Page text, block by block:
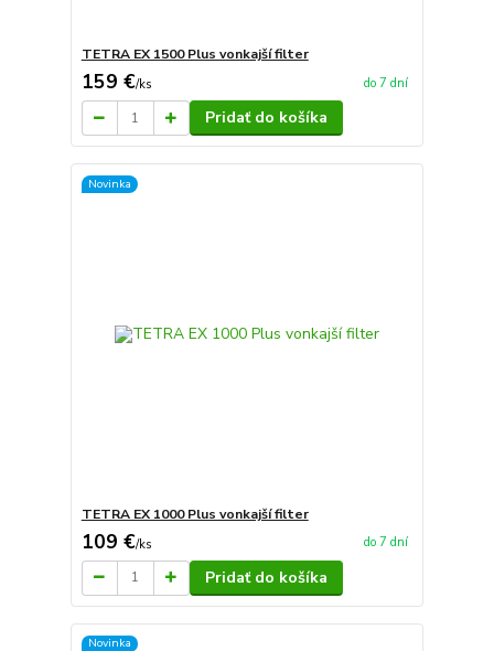
TETRA EX 1500 Plus vonkajší filter
159 €/ks do 7 dní
Pridať do košíka
Novinka
TETRA EX 1000 Plus vonkajší filter
109 €/ks do 7 dní
Pridať do košíka
Novinka